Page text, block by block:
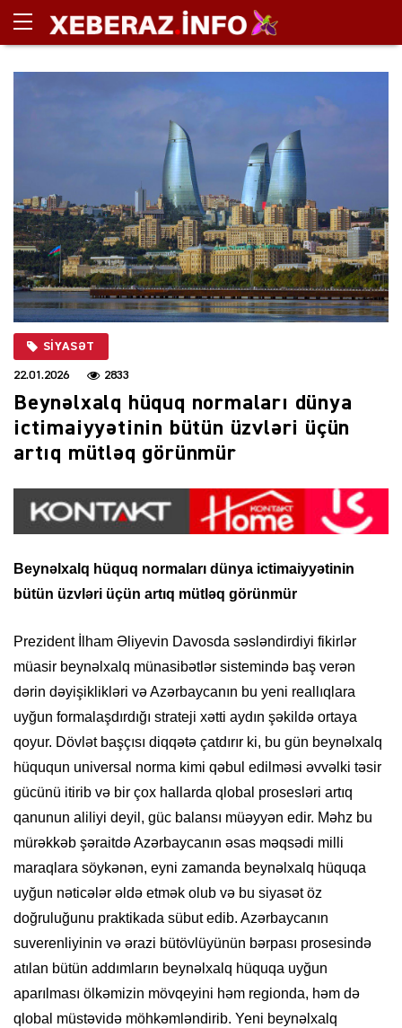
SIYASƏT
22.01.2026 2833
Beynəlxalq hüquq normaları dünya
ictimaiyyətinin bütün üzvləri üçün
artıq mütləq görünmür
Beynəlxalq hüquq normaları dünya ictimaiyyətinin
bütün üzvləri üçün artıq mütləq görünmür
Prezident İlham Əliyevin Davosda səsləndirdiyi fikirlər
müasir beynəlxalq münasibətlər sistemində baş verən
dərin dəyişiklikləri və Azərbaycanın bu yeni reallıqlara
uyğun formalaşdırdığı strateji xətti aydın şəkildə ortaya
qoyur. Dövlət başçısı diqqətə çatdırır ki, bu gün beynəlxalq
hüququn universal norma kimi qəbul edilməsi əvvəlki təsir
gücünü itirib və bir çox hallarda qlobal prosesləri artıq
qanunun aliliyi deyil, güc balansı müəyyən edir. Məhz bu
mürəkkəb şəraitdə Azərbaycanın əsas məqsədi milli
maraqlara söykənən, eyni zamanda beynəlxalq hüquqa
uyğun nəticələr əldə etmək olub və bu siyasət öz
doğruluğunu praktikada sübut edib. Azərbaycanın
suverenliyinin və ərazi bütövlüyünün bərpası prosesində
atılan bütün addımların beynəlxalq hüquqa uyğun
aparılması ölkəmizin mövqeyini həm regionda, həm də
qlobal müstəvidə möhkəmləndirib. Yeni beynəlxalq